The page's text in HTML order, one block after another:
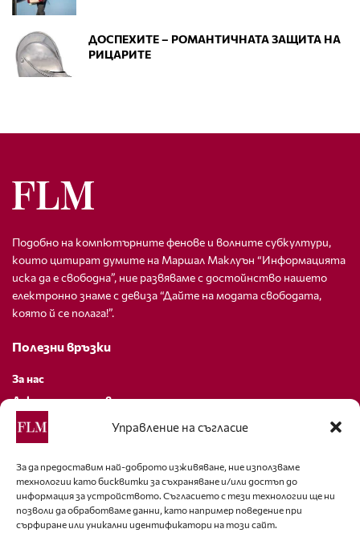
Управление на съгласие
За да предоставим най-доброто изживяване, ние използваме
технологии като бисквитки за съхраняване и/или достъп до
информация за устройството. Съгласието с тези технологии ще ни
позволи да обработваме данни, като например поведение при
сърфиране или уникални идентификатори на този сайт.
ДОСПЕХИТЕ – РОМАНТИЧНАТА ЗАЩИТА НА
РИЦАРИТЕ
Подобно на компютърните фенове и волните субкултури,
които цитират думите на Маршал Маклуън “Информацията
иска да е свободна”, ние развяваме с достойнство нашето
електронно знаме с девиза “Дайте на модата свободата,
която й се полага!”.
Полезни връзки
За нас
Декларация за поверителност
Политика за бисквитки
За контакти
editor@fashion-lifestyle.net
+359 88 227 33 47